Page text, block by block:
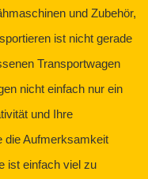
und Zubehör,
ist nicht gerade
Transportwagen
nicht einfach nur ein
und Ihre
die Aufmerksamkeit
ist einfach viel zu